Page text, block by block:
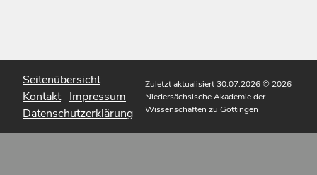
Seitenübersicht
Kontakt Impressum
Datenschutzerklärung
Zuletzt aktualisiert 30.07.2026© 2026
Niedersächsische Akademie der
Wissenschaften zu Göttingen